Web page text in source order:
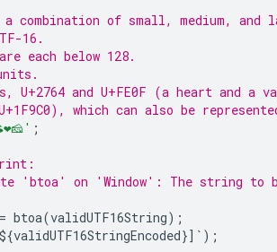
combination of small, medium, and
16.
each below 128.
and U+FE0F (a heart and a
which can also be
;
'btoa' on 'Window': The string to
= btoa(validUTF16String);
${validUTF16StringEncoded}]`);